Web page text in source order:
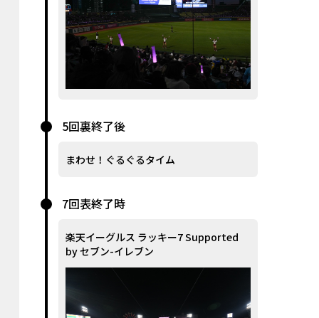
5回裏終了後
まわせ！ぐるぐるタイム
7回表終了時
楽天イーグルス ラッキー7 Supported
by セブン-イレブン